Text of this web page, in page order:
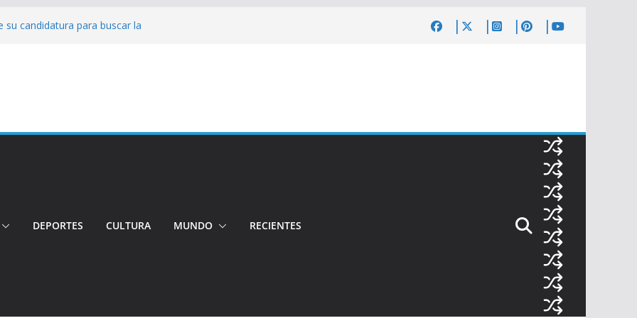
su candidatura para buscar la
Investigan crimen de un hombre en el
e incidentes marcaron la
DEPORTES CULTURA MUNDO RECIENTES